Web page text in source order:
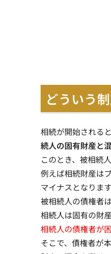
どういう
相続が開始される
続人の固有財産と
このとき、 被相続
例えば相続財産は
マイナスとなります
被相続人の債権者は
相続人は固有の財
相続人の債権者が
そこで、債権者が